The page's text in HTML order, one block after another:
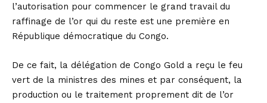
l’autorisation pour commencer le grand travail du
raffinage de l’or qui du reste est une première en
République démocratique du Congo.
De ce fait, la délégation de Congo Gold a reçu le feu
vert de la ministres des mines et par conséquent, la
production ou le traitement proprement dit de l’or